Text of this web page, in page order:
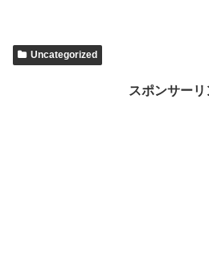
Uncategorized
スポンサーリ